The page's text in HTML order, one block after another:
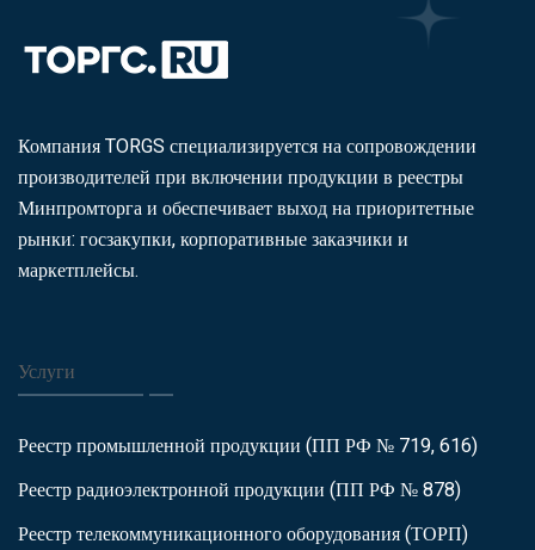
Компания TORGS специализируется на сопровождении
производителей при включении продукции в реестры
Минпромторга и обеспечивает выход на приоритетные
рынки: госзакупки, корпоративные заказчики и
маркетплейсы.
Услуги
Реестр промышленной продукции (ПП РФ № 719, 616)
Реестр радиоэлектронной продукции (ПП РФ № 878)
Реестр телекоммуникационного оборудования (ТОРП)